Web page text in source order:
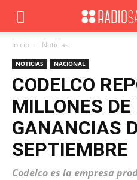
Inicio Noticias
NOTICIAS NACIONAL
CODELCO
MILLONES
GANANCIAS
SEPTIEMBRE
Codelco es la empresa